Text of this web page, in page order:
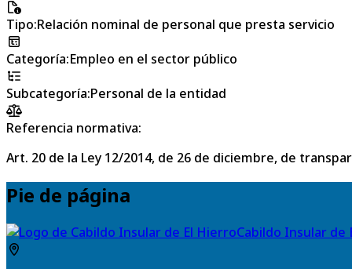
Tipo:Relación nominal de personal que presta servicio
Categoría:Empleo en el sector público
Subcategoría:Personal de la entidad
Referencia normativa:
Art. 20 de la Ley 12/2014, de 26 de diciembre, de
Pie de página
Cabildo Insular de